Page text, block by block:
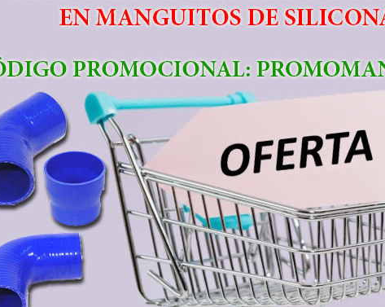
33M
11.3-
11.7
1.13-
1.17
10.5 ≥14
35M
12.2
1.22
10.9 868 ≥14
38M
12.2-
12.5
1.22-
1.25
11.3
40M
12.5-
12.8
1.28
11.6 923 ≥14
42M
12.8-
13.2
1.28-
1.32
45M
13.2-
13.8
1.32-
1.38
12.5 955 ≥14
13.6-
14.3
1.36-
1.43
12.9 1027 ≥14